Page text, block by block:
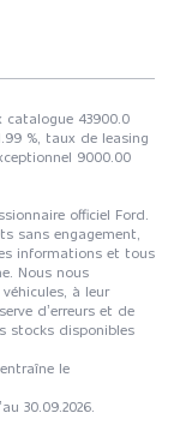
catalogue 43900.0
%, taux de leasing
9000.00
officiel Ford.
sans engagement,
informations et tous
Nous nous
à leur
d’erreurs et de
stocks disponibles
le
30.09.2026.